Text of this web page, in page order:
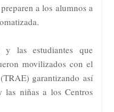
a los alumnos a
y las estudiantes que
movilizados con el
garantizando así
niñas a los Centros